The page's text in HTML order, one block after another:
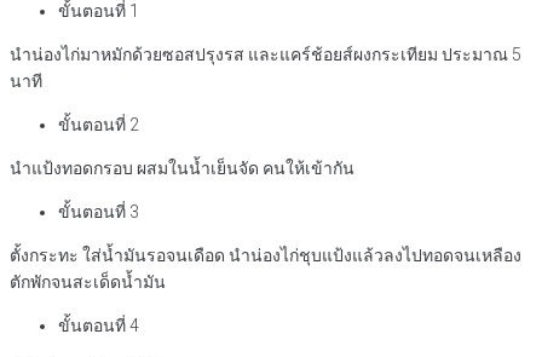
ขั้นตอนที่ 1
นำน่องไก่มาหมักด้วยซอสปรุงรส และแคร์ช้อยส์ผงกระเทียม ประมาณ 5
นาที
ขั้นตอนที่ 2
นำแป้งทอดกรอบ ผสมในน้ำเย็นจัด คนให้เข้ากัน
ขั้นตอนที่ 3
ตั้งกระทะ ใส่น้ำมันรอจนเดือด นำน่องไก่ชุบแป้งแล้วลงไปทอดจนเหลือง
ตักพักจนสะเด็ดน้ำมัน
ขั้นตอนที่ 4